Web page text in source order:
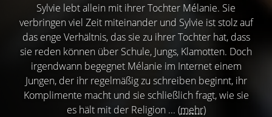
Sylvie lebt allein mit ihrer Tochter Mélanie. Sie
verbringen viel Zeit miteinander und Sylvie ist stolz auf
das enge Verhältnis, das sie zu ihrer Tochter hat, dass
sie reden können über Schule, Jungs, Klamotten. Doch
irgendwann begegnet Mélanie im Internet einem
Jungen, der ihr regelmäßig zu schreiben beginnt, ihr
Komplimente macht und sie schließlich fragt, wie sie
es hält mit der Religion ... (mehr)